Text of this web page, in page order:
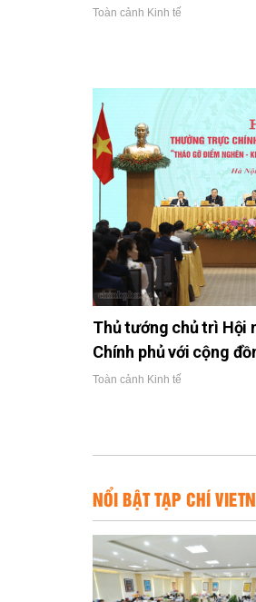
Toàn cảnh Kinh tế
Thủ tướng chủ trì Hội
Chính phủ với cộng
Toàn cảnh Kinh tế
NỔI BẬT TẠP CHÍ